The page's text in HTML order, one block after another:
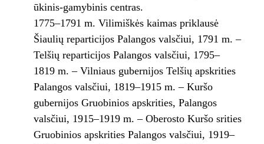
ūkinis-gamybinis centras.
1775–1791 m. Vilimiškės kaimas priklausė
Šiaulių reparticijos Palangos valsčiui, 1791 m. –
Telšių reparticijos Palangos valsčiui, 1795–
1819 m. – Vilniaus gubernijos Telšių apskrities
Palangos valsčiui, 1819–1915 m. – Kuršo
gubernijos Gruobinios apskrities, Palangos
valsčiui, 1915–1919 m. – Oberosto Kuršo srities
Gruobinios apskrities Palangos valsčiui, 1919–